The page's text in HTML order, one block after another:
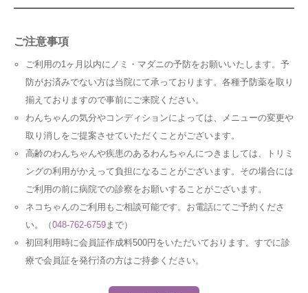
ご注意事項
ご利用の1ヶ月以内にノミ・マダニの予防をお願いいたします。予
防がお済みでない方は当院にて承っております。各種予防薬を取り
揃えておりますので事前にご来院ください。
わんちゃんの気分やコンディションによっては、メニューの変更や
取り消しをご提案させていただくことがございます。
高齢のわんちゃんや疾患のあるわんちゃんにつきましては、トリミ
ングの利用がかえって負担になることがございます。その場合には
ご利用の前に病院での診察をお願いすることがございます。
ネコちゃんのご利用もご相談可能です。お電話にてご予約くださ
い。（048-762-6759まで）
初回利用時に会員証作成料500円をいただいております。すでに診
療で会員証を発行済の方はご持参ください。